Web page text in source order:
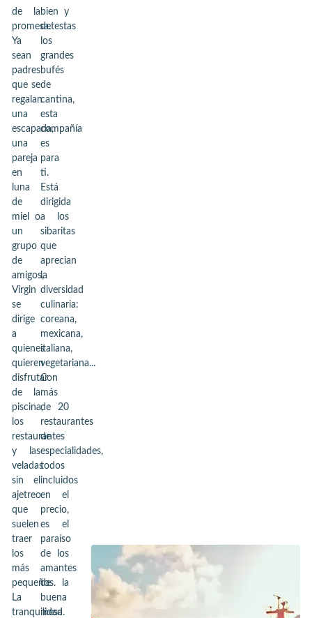
de la
promesa.
Ya
sean
padres
que se
regalan
una
escapada,
una
pareja
en
luna
de
miel o
un
grupo
de
amigos,
Virgin
se
dirige
a
quienes
quieren
disfrutar
de la
piscina,
los
restaurantes
y las
veladas
sin el
ajetreo
que
suelen
traer
los
más
pequeños.
La
tranquilidad
bien y
detestas
los
grandes
bufés
de
cantina,
esta
compañía
es
para
ti.
Está
dirigida
a los
sibaritas
que
aprecian
la
diversidad
culinaria:
coreana,
mexicana,
italiana,
vegetariana...
Con
más
de 20
restaurantes
de
especialidades,
todos
incluidos
en el
precio,
es el
paraíso
de los
amantes
de la
buena
mesa.